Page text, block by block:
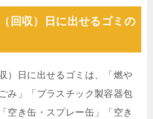
回収）日に出せるゴミの
）日に出せるゴミは、「燃や
み」「プラスチック製容器包
空き缶・スプレー缶」「空き